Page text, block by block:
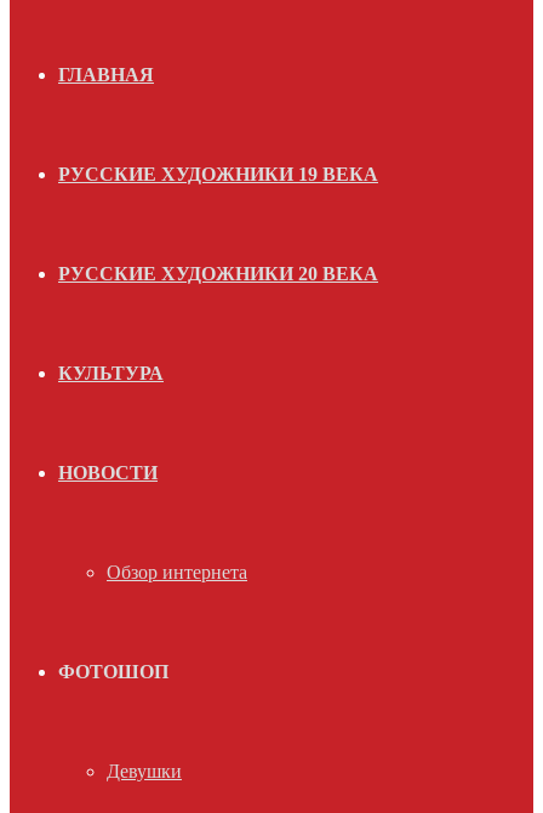
ГЛАВНАЯ
РУССКИЕ ХУДОЖНИКИ 19 ВЕКА
РУССКИЕ ХУДОЖНИКИ 20 ВЕКА
КУЛЬТУРА
НОВОСТИ
Обзор интернета
ФОТОШОП
Девушки